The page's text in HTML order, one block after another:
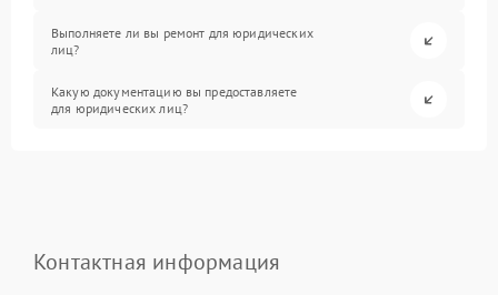
Выполняете ли вы ремонт для юридических
лиц?
Какую документацию вы предоставляете
для юридических лиц?
Контактная информация